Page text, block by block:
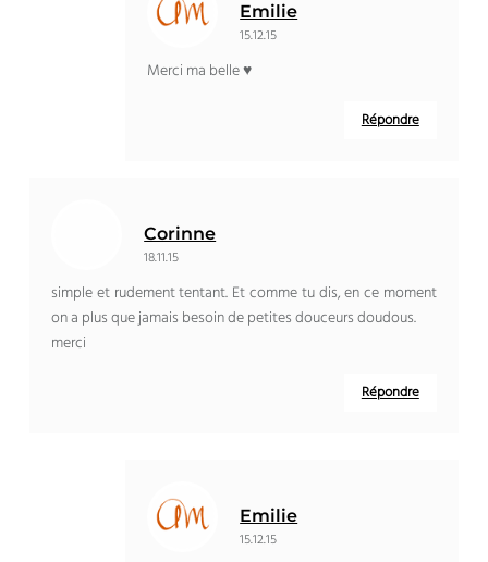
Emilie
15.12.15
Merci ma belle ♥
Répondre
Corinne
18.11.15
simple et rudement tentant. Et comme tu dis, en ce moment
on a plus que jamais besoin de petites douceurs doudous.
merci
Répondre
Emilie
15.12.15